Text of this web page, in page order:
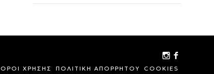
ΟΡΟΙ ΧΡΗΣΗΣ ΠΟΛΙΤΙΚΗ ΑΠΟΡΡΗΤΟΥ COOKIES